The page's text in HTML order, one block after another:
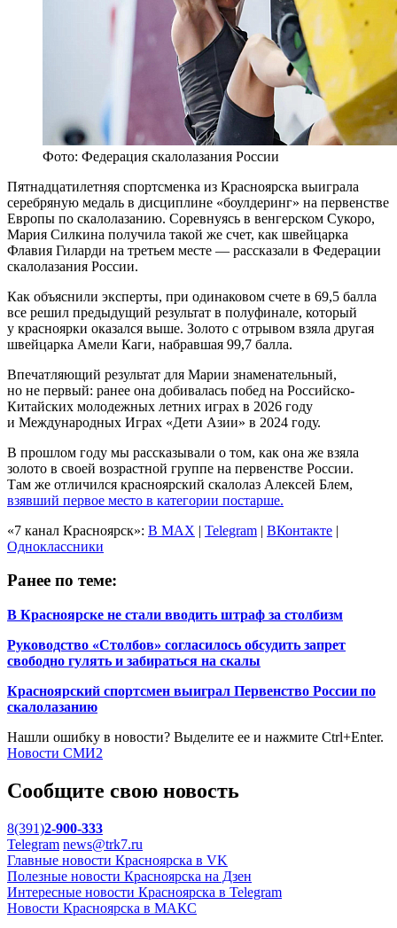
Фото: Федерация скалолазания России
Пятнадцатилетняя спортсменка из Красноярска выиграла
серебряную медаль в дисциплине «боулдеринг» на первенстве
Европы по скалолазанию. Соревнуясь в венгерском Сукоро,
Мария Силкина получила такой же счет, как швейцарка
Флавия Гиларди на третьем месте — рассказали в Федерации
скалолазания России.
Как объяснили эксперты, при одинаковом счете в 69,5 балла
все решил предыдущий результат в полуфинале, который
у красноярки оказался выше. Золото с отрывом взяла другая
швейцарка Амели Каги, набравшая 99,7 балла.
Впечатляющий результат для Марии знаменательный,
но не первый: ранее она добивалась побед на Российско-
Китайских молодежных летних играх в 2026 году
и Международных Играх «Дети Азии» в 2024 году.
В прошлом году мы рассказывали о том, как она же взяла
золото в своей возрастной группе на первенстве России.
Там же отличился красноярский скалолаз Алексей Блем,
взявший первое место в категории постарше.
«7 канал Красноярск»: В MAX | Telegram | ВКонтакте |
Одноклассники
Ранее по теме:
В Красноярске не стали вводить штраф за столбизм
Руководство «Столбов» согласилось обсудить запрет
свободно гулять и забираться на скалы
Красноярский спортсмен выиграл Первенство России по
скалолазанию
Нашли ошибку в новости? Выделите ее и нажмите Ctrl+Enter.
Новости СМИ2
Сообщите свою новость
8(391)2-900-333
Telegram news@trk7.ru
Главные новости Красноярска в VK
Полезные новости Красноярска на Дзен
Интересные новости Красноярска в Telegram
Новости Красноярска в МАКС